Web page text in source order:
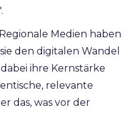
Medien haben
den digitalen Wandel
ihre Kernstärke
relevante
das, was vor der